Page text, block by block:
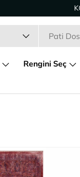
TÜM
Rengini Seç